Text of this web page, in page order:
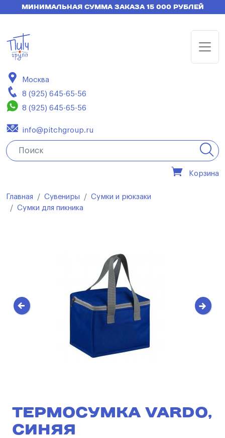
МИНИМАЛЬНАЯ СУММА ЗАКАЗА 15 000 РУБЛЕЙ
Москва
8 (925) 645-65-56
8 (925) 645-65-56
info@pitchgroup.ru
Корзина
Главная Сувениры
Сумки и рюкзаки
Сумки для пикника
ТЕРМОСУМКА VARDO,
СИНЯЯ